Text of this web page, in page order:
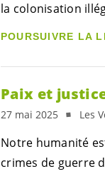
la colonisation
POURSUIVRE LA
Paix et
27 mai 2025 Les
Notre humanité
crimes de guerre